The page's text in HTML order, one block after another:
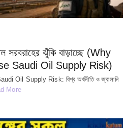
সরবরাহের ঝুঁকি বাড়াচ্ছে (Why
Saudi Oil Supply Risk)
Oil Supply Risk: বিশ্ব অর্থনীতি ও জ্বালানি
More